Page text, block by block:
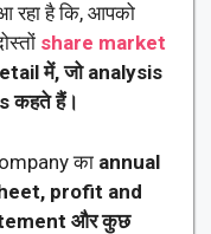
रहा है कि, आपको
share market
में, जो analysis
कहते हैं।
का annual
profit and
और कुछ